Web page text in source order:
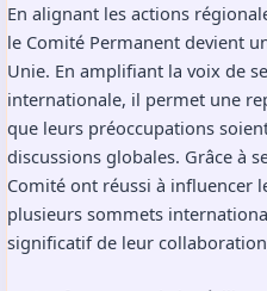
En alignant les actions
le Comité Permanent devient
Unie. En amplifiant la voix de
internationale, il permet une
que leurs préoccupations
discussions globales. Grâce à
Comité ont réussi à influencer
plusieurs sommets
significatif de leur